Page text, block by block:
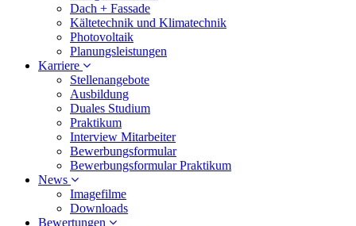
Dach + Fassade
Kältetechnik und Klimatechnik
Photovoltaik
Planungsleistungen
Karriere
Stellenangebote
Ausbildung
Duales Studium
Praktikum
Interview Mitarbeiter
Bewerbungsformular
Bewerbungsformular Praktikum
News
Imagefilme
Downloads
Bewertungen